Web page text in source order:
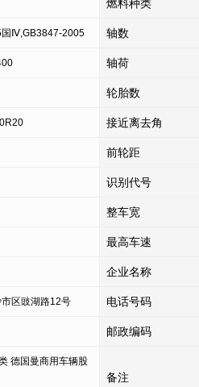
燃料种类
Ⅳ,GB3847-2005 轴数
轴荷
轮胎数
接近离去角
前轮距
识别代号
整车宽
最高车速
企业名称
区豉湖路12号 电话号码
邮政编码
德国曼商用车辆股
备注